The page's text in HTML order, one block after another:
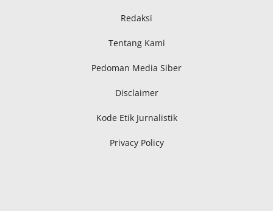
Redaksi
Tentang Kami
Pedoman Media Siber
Disclaimer
Kode Etik Jurnalistik
Privacy Policy